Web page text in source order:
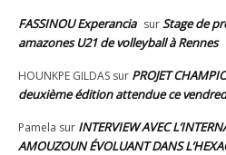
FASSINOU Experancia surStage de
amazones U21 de volleyball à Rennes
HOUNKPE GILDAS sur PROJET
deuxième édition attendue ce
Pamela sur INTERVIEW AVEC
AMOUZOUN ÉVOLUANT DANS